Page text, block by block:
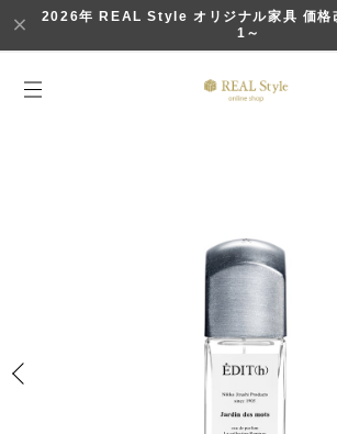
2026年 REAL Style オリジナル家具 価格
1～